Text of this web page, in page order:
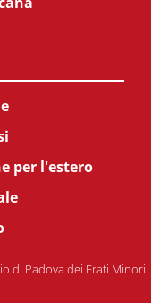
per l'estero
di Padova dei Frati Minori